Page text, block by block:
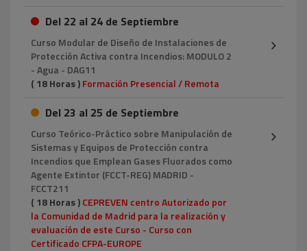
Del 22 al 24 de Septiembre
Curso Modular de Diseño de Instalaciones de
Protección Activa contra Incendios: MODULO 2
- Agua - DAG11
( 18 Horas )Formación Presencial / Remota
Del 23 al 25 de Septiembre
Curso Teórico-Práctico sobre Manipulación de
Sistemas y Equipos de Protección contra
Incendios que Emplean Gases Fluorados como
Agente Extintor (FCCT-REG) MADRID -
FCCT211
( 18 Horas )CEPREVEN centro Autorizado por
la Comunidad de Madrid para la realización y
evaluación de este Curso - Curso con
Certificado CFPA-EUROPE